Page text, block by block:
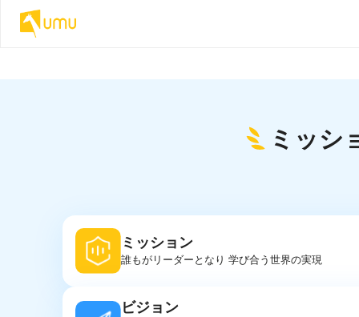
ミッシ
ミッション
誰もがリーダーとなり 学び合う世界の実現
ビジョン